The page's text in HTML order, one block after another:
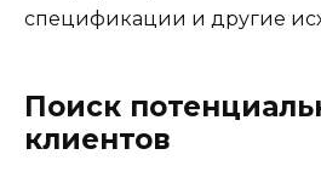
спецификации и другие
Поиск
клиентов